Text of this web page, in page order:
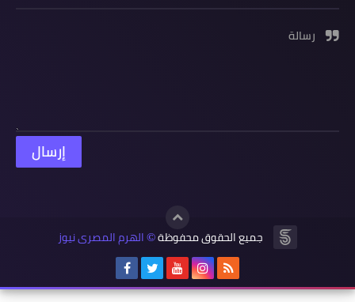
رسالة
جميع الحقوق محفوظة© الهرم المصرى نيوز